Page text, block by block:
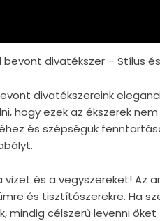
bevont divatékszer – Stílus
divatékszereink
hogy ezek az ékszerek
és szépségük
vizet és a vegyszereket! Az
és tisztítószerekre. Ha
mindig célszerű levenni